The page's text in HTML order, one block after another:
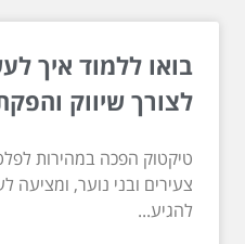
בואו ללמוד איך
לצורך שיווק
טיקטוק הפכה במהירות
צעירים ובני נוער, ומציעה
להגיע...